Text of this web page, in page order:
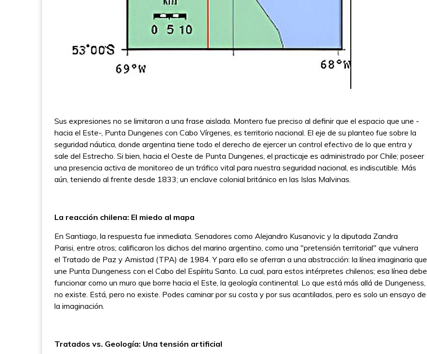
Sus expresiones no se limitaron a una frase aislada. Montero fue preciso al definir que el espacio que une -
hacia el Este-, Punta Dungenes con Cabo Vírgenes, es territorio nacional. El eje de su planteo fue sobre la
seguridad náutica, donde argentina tiene todo el derecho de ejercer un control efectivo de lo que entra y
sale del Estrecho. Si bien, hacia el Oeste de Punta Dungenes, el practicaje es administrado por Chile; poseer
una presencia activa de monitoreo de un tráfico vital para nuestra seguridad nacional, es indiscutible. Más
aún, teniendo al frente desde 1833; un enclave colonial británico en las Islas Malvinas.
La reacción chilena: El miedo al mapa
En Santiago, la respuesta fue inmediata. Senadores como Alejandro Kusanovic y la diputada Zandra
Parisi, entre otros; calificaron los dichos del marino argentino, como una "pretensión territorial" que vulnera
el Tratado de Paz y Amistad (TPA) de 1984. Y para ello se aferran a una abstracción: la línea imaginaria que
une Punta Dungeness con el Cabo del Espíritu Santo. La cual, para estos intérpretes chilenos; esa línea debe
funcionar como un muro que borre hacia el Este, la geología continental. Lo que está más allá de Dungeness,
no existe. Está, pero no existe. Podes caminar por su costa y por sus acantilados, pero es solo un ensayo de
la imaginación.
Tratados vs. Geología: Una tensión artificial